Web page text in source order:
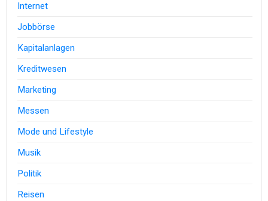
Internet
Jobbörse
Kapitalanlagen
Kreditwesen
Marketing
Messen
Mode und Lifestyle
Musik
Politik
Reisen